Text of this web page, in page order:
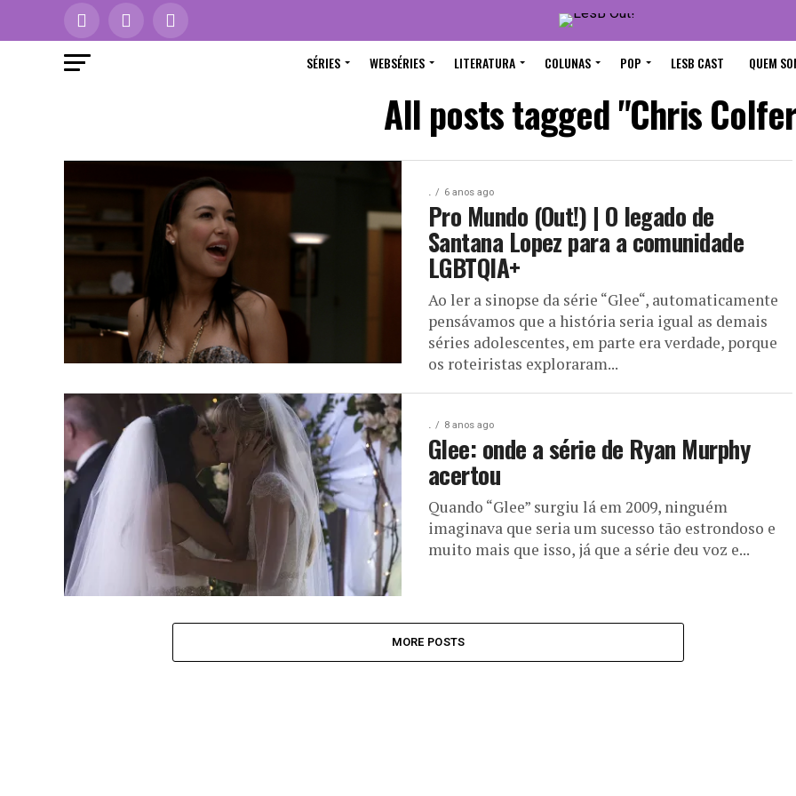
SÉRIES WEBSÉRIES LITERATURA COLUNAS POP LESB CAST QUEM
All posts tagged "Chris
. 6 anos ago
Pro Mundo (Out!) | O legado de
Santana Lopez para a comunidade
LGBTQIA+
Ao ler a sinopse da série “Glee“, automaticamente
pensávamos que a história seria igual as demais
séries adolescentes, em parte era verdade, porque
os roteiristas exploraram...
. 8 anos ago
Glee: onde a série de Ryan Murphy
acertou
Quando “Glee” surgiu lá em 2009, ninguém
imaginava que seria um sucesso tão estrondoso e
muito mais que isso, já que a série deu voz e...
MORE POSTS